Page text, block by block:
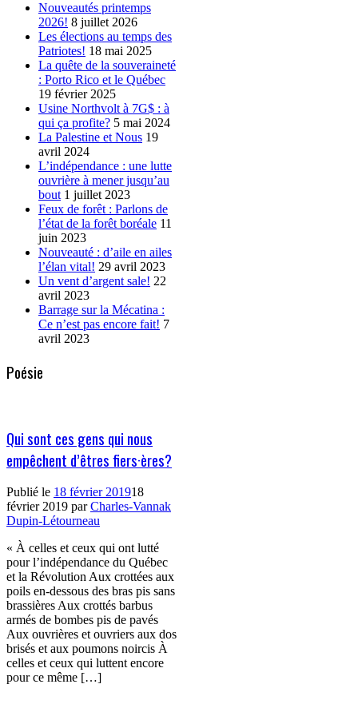
Nouveautés printemps
2026! 8 juillet 2026
Les élections au temps des
Patriotes! 18 mai 2025
La quête de la souveraineté
: Porto Rico et le Québec
19 février 2025
Usine Northvolt à 7G$ : à
qui ça profite? 5 mai 2024
La Palestine et Nous 19
avril 2024
L’indépendance : une lutte
ouvrière à mener jusqu’au
bout 1 juillet 2023
Feux de forêt : Parlons de
l’état de la forêt boréale 11
juin 2023
Nouveauté : d’aile en ailes
l’élan vital! 29 avril 2023
Un vent d’argent sale! 22
avril 2023
Barrage sur la Mécatina :
Ce n’est pas encore fait! 7
avril 2023
Poésie
Qui sont ces gens qui nous
empêchent d’êtres fiers·ères?
Publié le 18 février 201918
février 2019 parCharles-Vannak
Dupin-Létourneau
« À celles et ceux qui ont lutté
pour l’indépendance du Québec
et la Révolution Aux crottées aux
poils en-dessous des bras pis sans
brassières Aux crottés barbus
armés de bombes pis de pavés
Aux ouvrières et ouvriers aux dos
brisés et aux poumons noircis À
celles et ceux qui luttent encore
pour ce même […]